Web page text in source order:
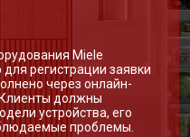
Miele
регистрации заявки
через онлайн-
должны
устройства, его
проблемы.